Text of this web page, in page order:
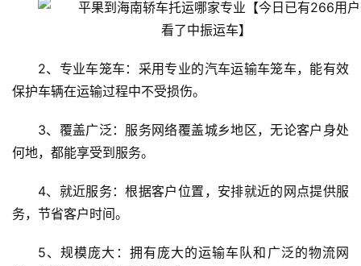
2、专业车笼车：采用专业的汽车运输车笼车，能有效
保护车辆在运输过程中不受损伤。
3、覆盖广泛：服务网络覆盖城乡地区，无论客户身处
何地，都能享受到服务。
4、就近服务：根据客户位置，安排就近的网点提供服
务，节省客户时间。
5、规模庞大：拥有庞大的运输车队和广泛的物流网